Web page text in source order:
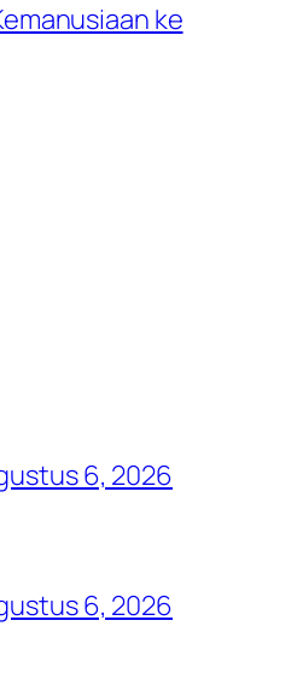
ke
6, 2026
6, 2026